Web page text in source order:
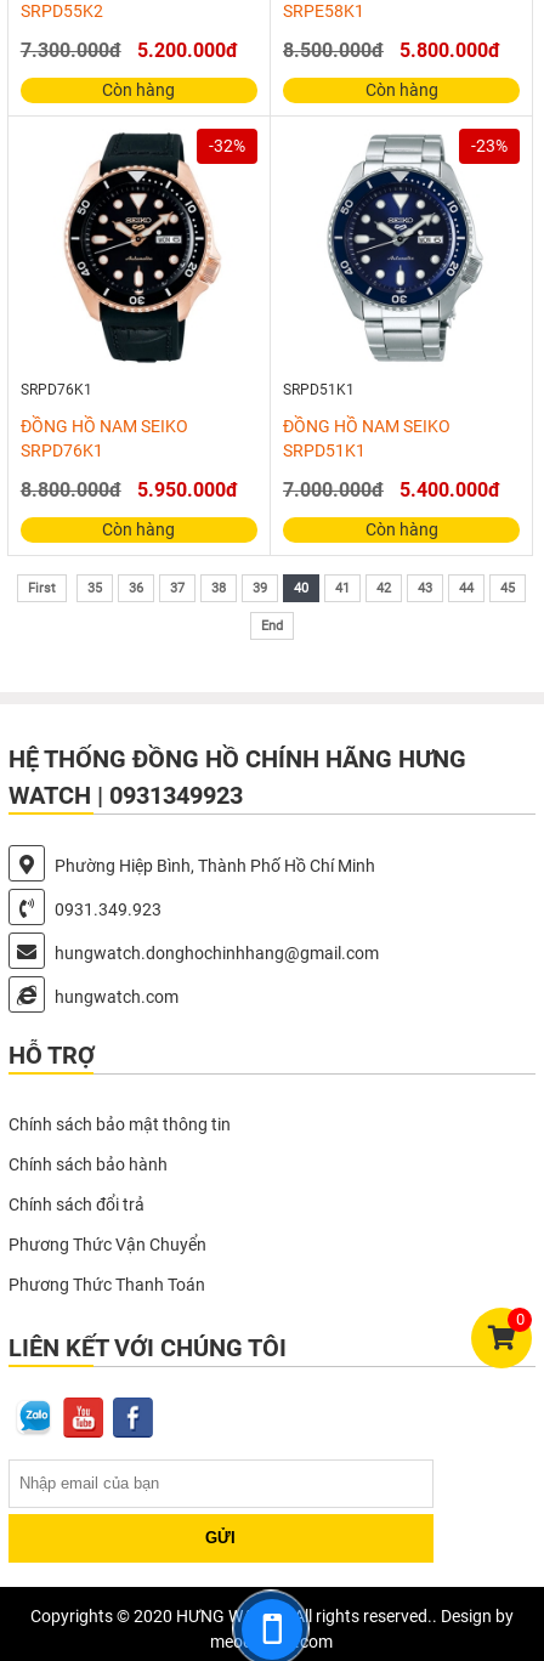
SRPD55K2
7.300.000đ 5.200.000đ
Còn hàng
SRPE58K1
8.500.000đ 5.800.000đ
Còn hàng
-32%
SRPD76K1
ĐỒNG HỒ NAM SEIKO
SRPD76K1
8.800.000đ 5.950.000đ
Còn hàng
-23%
SRPD51K1
ĐỒNG HỒ NAM SEIKO
SRPD51K1
7.000.000đ 5.400.000đ
Còn hàng
First 35 36 37 38 39 40 41 42 43 44 45
End
HỆ THỐNG ĐỒNG HỒ CHÍNH HÃNG HƯNG
WATCH | 0931349923
Phường Hiệp Bình, Thành Phố Hồ Chí Minh
0931.349.923
hungwatch.donghochinhhang@gmail.com
hungwatch.com
HỖ TRỢ
Chính sách bảo mật thông tin
Chính sách bảo hành
Chính sách đổi trả
Phương Thức Vận Chuyển
Phương Thức Thanh Toán
LIÊN KẾT VỚI CHÚNG TÔI
Copyrights © 2020 HƯNG WATCH. All rights reserved.. Design by
meocondts.com
0